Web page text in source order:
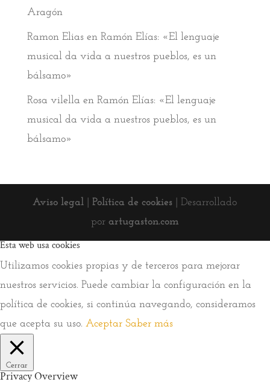
Aragón
Ramon Eliasen Ramón Elías: «El lenguaje
musical da vida a nuestros pueblos, es un
bálsamo»
Rosa vilella en Ramón Elías: «El lenguaje
musical da vida a nuestros pueblos, es un
bálsamo»
Aviso legal |Política de cookies | Desarrollado
por artugaston.com
Esta web usa cookies
Utilizamos cookies propias y de terceros para mejorar
nuestros servicios. Puede cambiar la configuración en la
política de cookies, si continúa navegando, consideramos
que acepta su uso. Aceptar Saber más
Cerrar
Privacy Overview